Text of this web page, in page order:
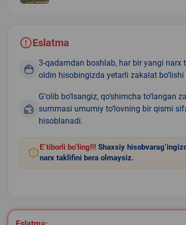
1
Eslatma
3-qadamdan boshlab, har bir yangi narx
oldin hisobingizda yetarli zakalat bo‘lishi
G‘olib bo‘lsangiz, qo‘shimcha to‘langan
summasi umumiy to‘lovning bir qismi
hisoblanadi.
E`tiborli bo‘ling!!! Shaxsiy
narx taklifini bera olmaysiz.